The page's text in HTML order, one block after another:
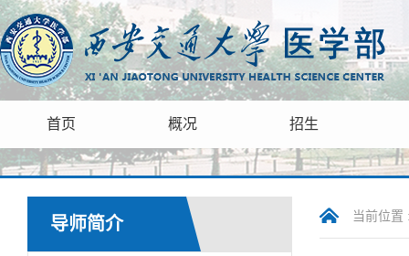
首页 概况 招生
导师简介 当前位